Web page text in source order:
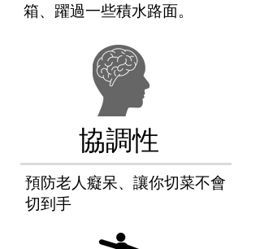
箱、躍過一些積水路面。
協調性
預防老人癡呆、讓你切菜不會
切到手